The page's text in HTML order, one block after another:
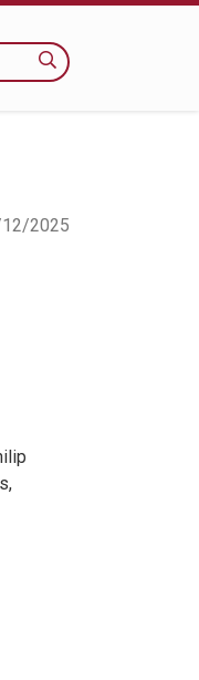
2025
,